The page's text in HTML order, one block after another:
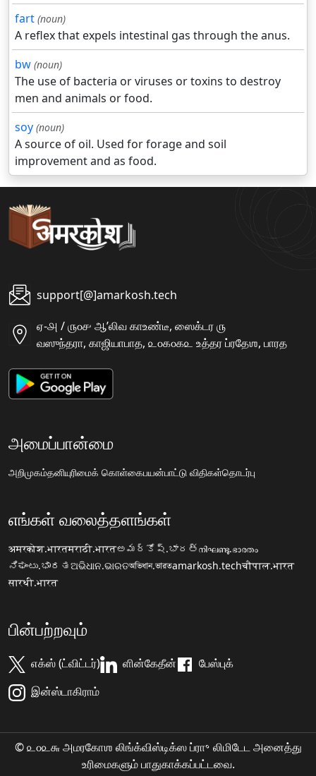
fart (noun)
A reflex that expels intestinal gas through the anus.
bw (noun)
The use of bacteria or viruses or toxins to destroy
men and animals or food.
soy (noun)
A source of oil. Used for forage and soil
improvement and as food.
support[@]amarkosh.tech
ஏ-௮ / ௫௦௪ ஆʼலிவ காஉண்டீ, ஸைக்டர ௫
வஸுந்தரா, காஜியாபாத, ௨௦௧௦௧௨ உத்தர ப்ரதேஶ, பாரத
அமைப்பான்மை
அறிமுகம்தனியுரிமைக் கொள்கைபயன்பாட்டு விதிகள்தொடர்பு
எங்கள் வலைத்தளங்கள்
अमरकोश.भारतमराठी.भारतఅమర్కోష్.భారత్നിഘണ്ടു.ഭാരതം
ನಿಘಂಟು.ಭಾರತଅଭିଧାନ.ଭାରତঅভিধান.ভারতamarkosh.techचौपाल.भारत
सारथी.भारत
பின்பற்றவும்
எக்ஸ் (ட்விட்டர்) ளின்கேதீன்
பேஸ்புக்
இன்ஸ்டாகிராம்
© ௨௦௨௬ அமரகோஶ லிங்க்விஸ்டிக்ஸ ப்ரா॰ லிமிடேட அனைத்து
உரிமைகளும் பாதுகாக்கப்பட்டவை.